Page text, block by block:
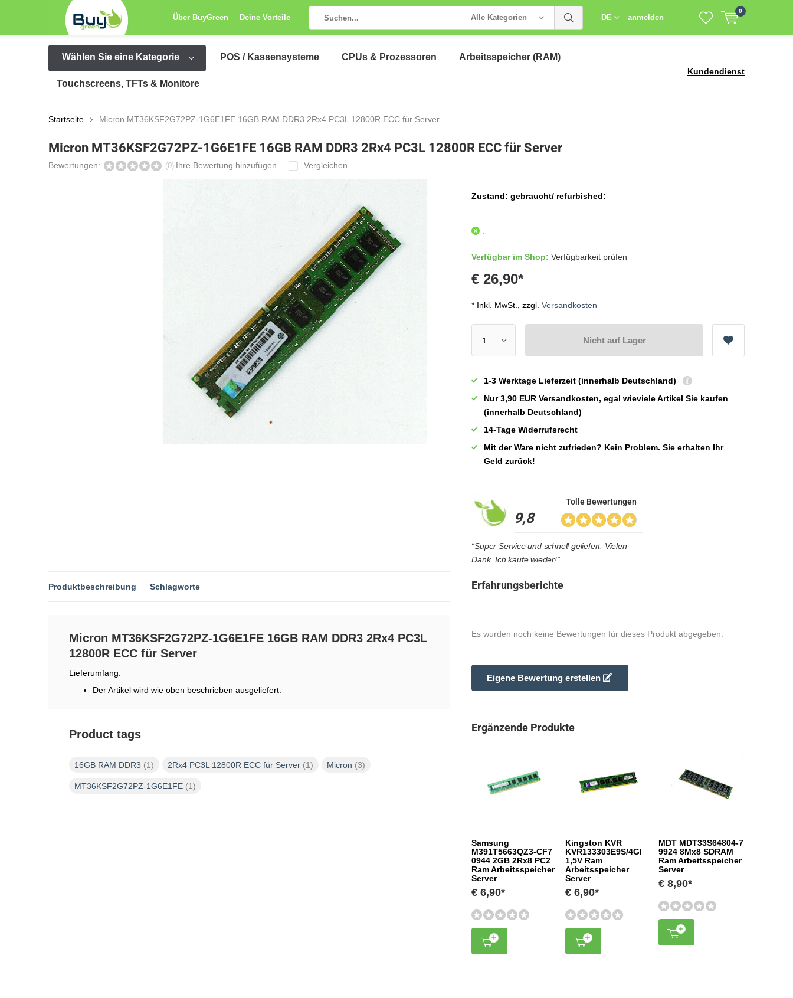
Über BuyGreen Deine Vorteile Alle Kategorien DE anmelden
0
Wählen Sie eine Kategorie POS / Kassensysteme CPUs & Prozessoren Arbeitsspeicher (RAM)
Touchscreens, TFTs & Monitore
Kundendienst
Startseite Micron MT36KSF2G72PZ-1G6E1FE 16GB RAM DDR3 2Rx4 PC3L 12800R ECC für Server
Micron MT36KSF2G72PZ-1G6E1FE 16GB RAM DDR3 2Rx4 PC3L 12800R ECC für Server
Bewertungen: (0) Ihre Bewertung hinzufügen Vergleichen
Zustand: gebraucht/ refurbished:
.
Verfügbar im Shop:Verfügbarkeit prüfen
€ 26,90*
* Inkl. MwSt., zzgl.Versandkosten
Nicht auf Lager
1-3 Werktage Lieferzeit (innerhalb Deutschland)
Nur 3,90 EUR Versandkosten, egal wieviele Artikel Sie kaufen
(innerhalb Deutschland)
14-Tage Widerrufsrecht
Mit der Ware nicht zufrieden? Kein Problem. Sie erhalten Ihr
Geld zurück!
9,8
Tolle Bewertungen
“Super Service und schnell geliefert. Vielen
Dank. Ich kaufe wieder!”
Produktbeschreibung Schlagworte
Micron MT36KSF2G72PZ-1G6E1FE 16GB RAM DDR3 2Rx4 PC3L
12800R ECC für Server
Lieferumfang:
Der Artikel wird wie oben beschrieben ausgeliefert.
Product tags
16GB RAM DDR3 (1) 2Rx4 PC3L 12800R ECC für Server (1) Micron (3)
MT36KSF2G72PZ-1G6E1FE (1)
Erfahrungsberichte
Es wurden noch keine Bewertungen für dieses Produkt abgegeben.
Eigene Bewertung erstellen
Ergänzende Produkte
Samsung
M391T5663QZ3-CF7
0944 2GB 2Rx8 PC2
Ram Arbeitsspeicher
Server
€ 6,90*
Kingston KVR
KVR133303E9S/4Gl
1,5V Ram
Arbeitsspeicher
Server
€ 6,90*
MDT MDT33S64804-7
9924 8Mx8 SDRAM
Ram Arbeitsspeicher
Server
€ 8,90*